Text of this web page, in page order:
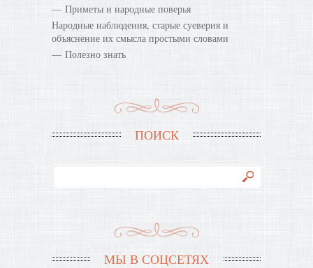
Приметы и народные поверья
Народные наблюдения, старые суеверия и
объяснение их смысла простыми словами
Полезно знать
ПОИСК
МЫ В СОЦСЕТЯХ